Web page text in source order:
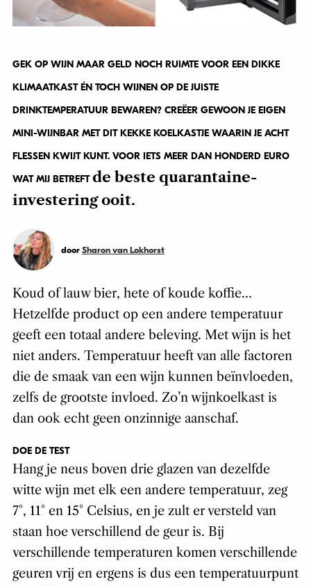
GEK OP WIJN MAAR GELD NOCH RUIMTE VOOR EEN DIKKE
KLIMAATKAST ÉN TOCH WIJNEN OP DE JUISTE
DRINKTEMPERATUUR BEWAREN? CREËER GEWOON JE EIGEN
MINI-WIJNBAR MET DIT KEKKE KOELKASTJE WAARIN JE ACHT
FLESSEN KWIJT KUNT. VOOR IETS MEER DAN HONDERD EURO
WAT MIJ BETREFTde beste quarantaine-
investering ooit.
door Sharon van Lokhorst
Koud of lauw bier, hete of koude koffie…
Hetzelfde product op een andere temperatuur
geeft een totaal andere beleving. Met wijn is het
niet anders. Temperatuur heeft van alle factoren
die de smaak van een wijn kunnen beïnvloeden,
zelfs de grootste invloed. Zo’n wijnkoelkast is
dan ook echt geen onzinnige aanschaf.
DOE DE TEST
Hang je neus boven drie glazen van dezelfde
witte wijn met elk een andere temperatuur, zeg
7°, 11° en 15° Celsius, en je zult er versteld van
staan hoe verschillend de geur is. Bij
verschillende temperaturen komen verschillende
geuren vrij en ergens is dus een temperatuurpunt